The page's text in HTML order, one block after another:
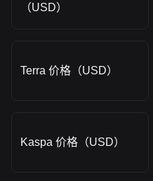
（USD）
Terra 价格（USD）
Kaspa 价格（USD）